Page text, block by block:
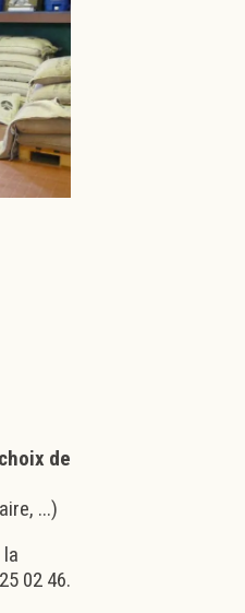
choix de
...)
02 46.